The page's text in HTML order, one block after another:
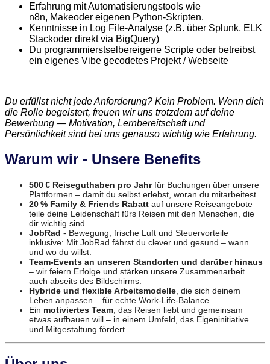
Erfahrung mit Automatisierungstools wie
n8n, Makeoder eigenen Python-Skripten.
Kenntnisse in Log File-Analyse (z.B. über Splunk, ELK
Stackoder direkt via BigQuery)
Du programmierstselbereigene Scripte oder betreibst
ein eigenes Vibe gecodetes Projekt / Webseite
Du erfüllst nicht jede Anforderung? Kein Problem. Wenn dich
die Rolle begeistert, freuen wir uns trotzdem auf deine
Bewerbung — Motivation, Lernbereitschaft und
Persönlichkeit sind bei uns genauso wichtig wie Erfahrung.
Warum wir - Unsere Benefits
500 € Reiseguthaben pro Jahrfür Buchungen über unsere
Plattformen – damit du selbst erlebst, woran du mitarbeitest.
20 % Family & Friends Rabatt auf unsere Reiseangebote –
teile deine Leidenschaft fürs Reisen mit den Menschen, die
dir wichtig sind.
JobRad - Bewegung, frische Luft und Steuervorteile
inklusive: Mit JobRad fährst du clever und gesund – wann
und wo du willst.
Team-Events an unseren Standorten und darüber hinaus
– wir feiern Erfolge und stärken unsere Zusammenarbeit
auch abseits des Bildschirms.
Hybride und flexible Arbeitsmodelle, die sich deinem
Leben anpassen – für echte Work-Life-Balance.
Ein motiviertes Team, das Reisen liebt und gemeinsam
etwas aufbauen will – in einem Umfeld, das Eigeninitiative
und Mitgestaltung fördert.